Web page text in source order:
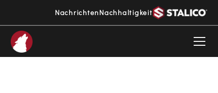
NachrichtenNachhaltigkeit